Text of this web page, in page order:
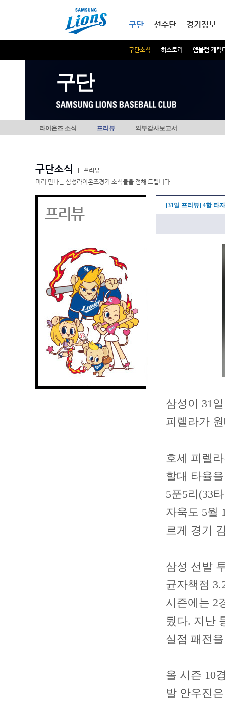
구단
구단소식 히스토리 엠블럼 캐릭
선수단 경기정보
구단
라이온즈 소식 프리뷰 외부감사보고서
구단소식
프리뷰
미리 만나는 삼성라이온즈경기 소식들을 전해 드립니다.
프리뷰 [31일 프리뷰] 4할 타
삼성이 31
피렐라가
호세 피렐
할대 타율
5푼5리(33
자욱도 5월
르게 경기
삼성 선발
균자책점
시즌에는 2
뒀다. 지난
실점 패전
올 시즌 10
발 안우진